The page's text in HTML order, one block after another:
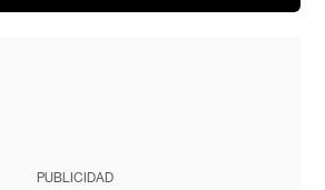
PUBLICIDAD